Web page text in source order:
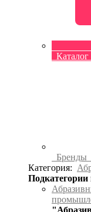
Каталог
Бренды
Категория: